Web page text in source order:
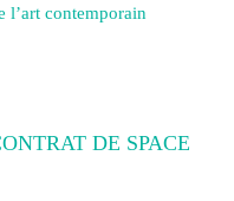
l’art contemporain
DE SPACE